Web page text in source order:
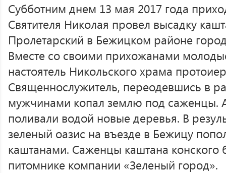
Субботним днем 13 мая 2017 года
Святителя Николая провел высадку
Пролетарский в Бежицком районе
Вместе со своими прихожанами
настоятель Никольского храма
Священнослужитель, переодевшись в
мужчинами копал землю под
поливали водой новые деревья. В
зеленый оазис на въезде в Бежицу
каштанами. Саженцы каштана конского
питомнике компании «Зеленый город».